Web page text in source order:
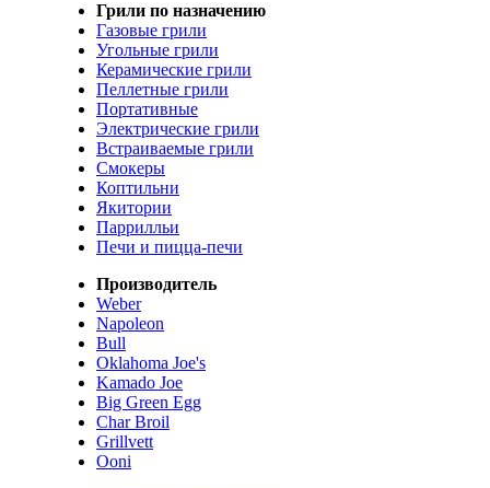
Грили по назначению
Газовые грили
Угольные грили
Керамические грили
Пеллетные грили
Портативные
Электрические грили
Встраиваемые грили
Смокеры
Коптильни
Якитории
Паррилльи
Печи и пицца-печи
Производитель
Weber
Napoleon
Bull
Oklahoma Joe's
Kamado Joe
Big Green Egg
Char Broil
Grillvett
Ooni